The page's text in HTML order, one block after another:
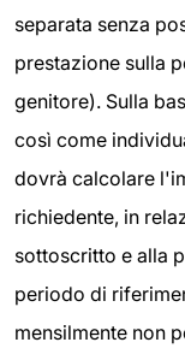
separata senza
prestazione sulla
genitore). Sulla
così come
dovrà calcolare
richiedente, in
sottoscritto e alla
periodo di
mensilmente non